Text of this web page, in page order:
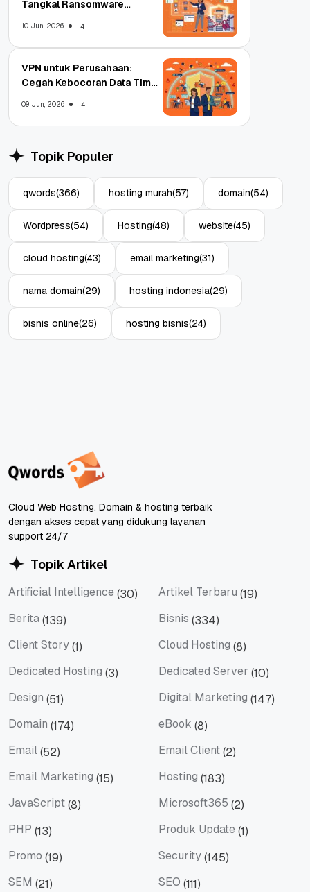
Tangkal Ransomware
10 Jun, 2026 4
VPN untuk Perusahaan:
Cegah Kebocoran Data Tim
09 Jun, 2026 4
Topik Populer
qwords(366) hosting murah(57) domain(54)
Wordpress(54) Hosting(48) website(45)
cloud hosting(43) email marketing(31)
nama domain(29) hosting indonesia(29)
bisnis online(26) hosting bisnis(24)
Cloud Web Hosting. Domain & hosting terbaik
dengan akses cepat yang didukung layanan
support 24/7
Topik Artikel
Artificial Intelligence (30) Artikel Terbaru (19)
Berita(139) Bisnis (334)
Client Story(1) Cloud Hosting (8)
Dedicated Hosting (3) Dedicated Server (10)
Design (51) Digital Marketing (147)
Domain (174) eBook (8)
Email(52) Email Client(2)
Email Marketing (15) Hosting (183)
JavaScript(8) Microsoft365 (2)
PHP (13) Produk Update (1)
Promo (19) Security(145)
SEM (21) SEO (111)